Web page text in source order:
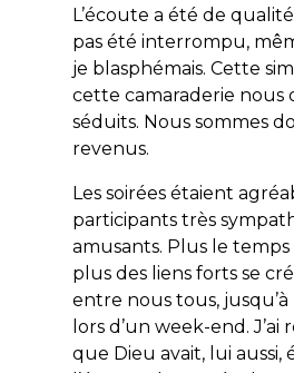
L’écoute a été de qualité
pas été interrompu,
je blasphémais. Cette
cette camaraderie nous
séduits. Nous sommes
revenus.
Les soirées étaient
participants très
amusants. Plus le temps
plus des liens forts se
entre nous tous,
lors d’un week-end. J’ai
que Dieu avait, lui aussi,